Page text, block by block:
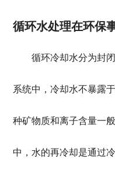
循环水处理在环保
循环冷却水分为封闭
系统中，冷却水不暴露
种矿物质和离子含量一
中，水的再冷却是通过